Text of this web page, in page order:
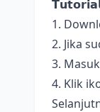
1.
2. Jika
3.
4. Klik